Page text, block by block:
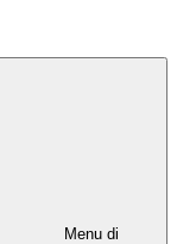
Menu di